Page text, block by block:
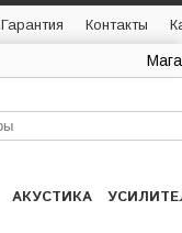
Гарантия Контакты
АКУСТИКА